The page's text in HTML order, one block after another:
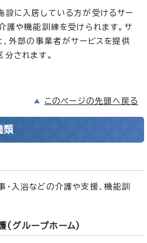
設に入居している方が受けるサー
護や機能訓練を受けられます。サ
、外部の事業者がサービスを提供
されます。
このページの先頭へ戻る
類
入浴などの介護や支援、機能訓
(グループホーム)